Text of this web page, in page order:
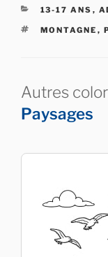
CATÉGORIES
13-17 ANS ,
ÉTIQUETTES
MONTAGNE ,
Autres
Paysages